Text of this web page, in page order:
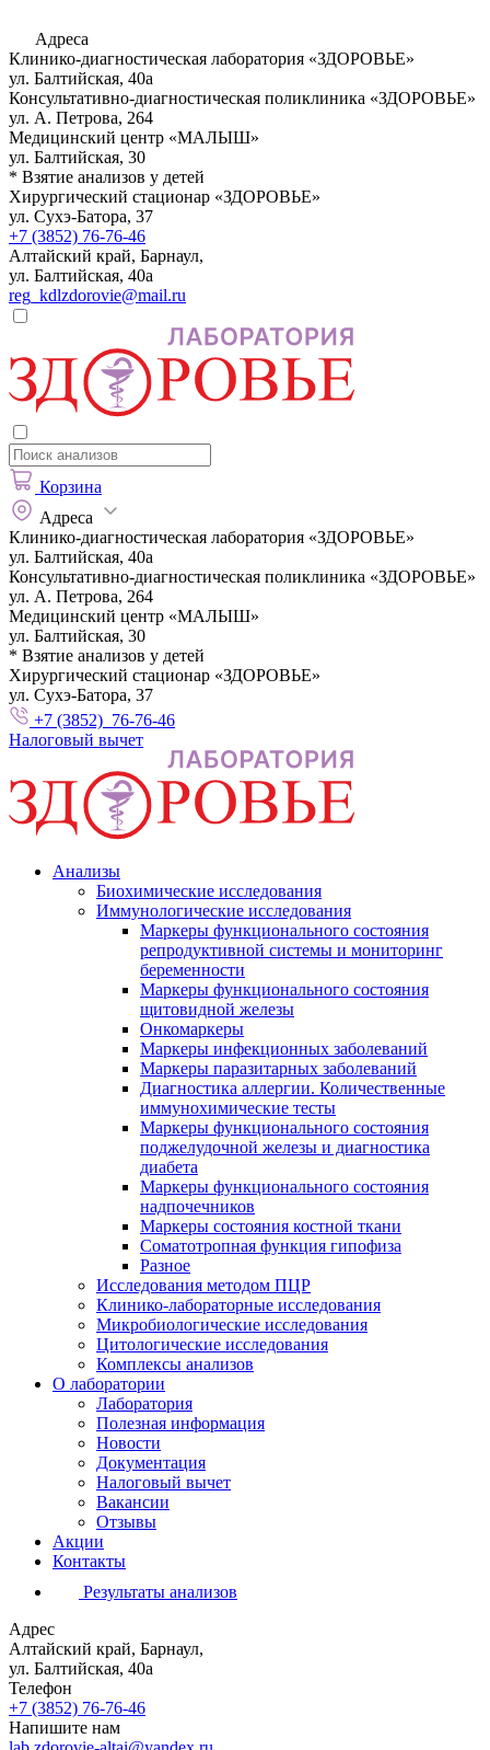
Адреса
Клинико-диагностическая лаборатория «ЗДОРОВЬЕ»
ул. Балтийская, 40а
Консультативно-диагностическая поликлиника «ЗДОРОВЬЕ»
ул. А. Петрова, 264
Медицинский центр «МАЛЫШ»
ул. Балтийская, 30
* Взятие анализов у детей
Хирургический стационар «ЗДОРОВЬЕ»
ул. Сухэ-Батора, 37
+7 (3852) 76-76-46
Алтайский край, Барнаул,
ул. Балтийская, 40а
reg_kdlzdorovie@mail.ru
Корзина
Адреса
Клинико-диагностическая лаборатория «ЗДОРОВЬЕ»
ул. Балтийская, 40а
Консультативно-диагностическая поликлиника «ЗДОРОВЬЕ»
ул. А. Петрова, 264
Медицинский центр «МАЛЫШ»
ул. Балтийская, 30
* Взятие анализов у детей
Хирургический стационар «ЗДОРОВЬЕ»
ул. Сухэ-Батора, 37
+7 (3852) 76-76-46
Налоговый вычет
Анализы
Биохимические исследования
Иммунологические исследования
Маркеры функционального состояния
репродуктивной системы и мониторинг
беременности
Маркеры функционального состояния
щитовидной железы
Онкомаркеры
Маркеры инфекционных заболеваний
Маркеры паразитарных заболеваний
Диагностика аллергии. Количественные
иммунохимические тесты
Маркеры функционального состояния
поджелудочной железы и диагностика
диабета
Маркеры функционального состояния
надпочечников
Маркеры состояния костной ткани
Соматотропная функция гипофиза
Разное
Исследования методом ПЦР
Клинико-лабораторные исследования
Микробиологические исследования
Цитологические исследования
Комплексы анализов
О лаборатории
Лаборатория
Полезная информация
Новости
Документация
Налоговый вычет
Вакансии
Отзывы
Акции
Контакты
Результаты анализов
Адрес
Алтайский край, Барнаул,
ул. Балтийская, 40а
Телефон
+7 (3852) 76-76-46
Напишите нам